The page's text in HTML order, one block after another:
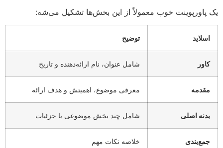
خوب معمولاً از این بخش‌ها تشکیل می‌شه:
توضیح
شامل عنوان، نام ارائه‌دهنده و تاریخ
معرفی موضوع، اهمیتش و هدف ارائه
اصلی شامل چند بخش موضوعی با جزئیات
خلاصه نکات مهم